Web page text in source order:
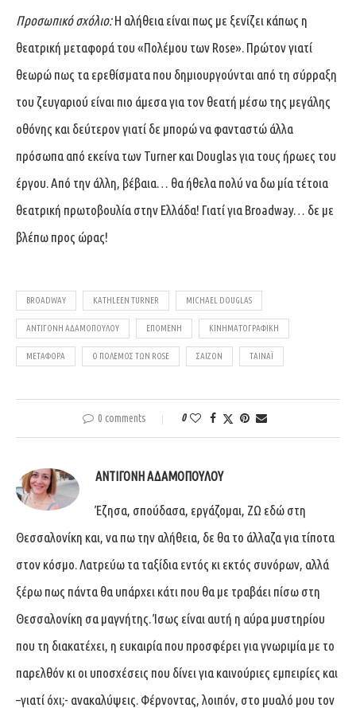
Προσωπικό σχόλιο:Η αλήθεια είναι πως με ξενίζει κάπως η
θεατρική μεταφορά του «Πολέμου των Rose». Πρώτον γιατί
θεωρώ πως τα ερεθίσματα που δημιουργούνται από τη σύρραξη
του ζευγαριού είναι πιο άμεσα για τον θεατή μέσω της μεγάλης
οθόνης και δεύτερον γιατί δε μπορώ να φανταστώ άλλα
πρόσωπα από εκείνα των Turner και Douglas για τους ήρωες του
έργου. Από την άλλη, βέβαια… θα ήθελα πολύ να δω μία τέτοια
θεατρική πρωτοβουλία στην Ελλάδα! Γιατί για Broadway… δε με
βλέπω προς ώρας!
BROADWAY KATHLEEN TURNER MICHAEL DOUGLAS
ΑΝΤΙΓΌΝΗ ΑΔΑΜΟΠΟΎΛΟΥ ΕΠΌΜΕΝΗ ΚΙΝΗΜΑΤΟΓΡΑΦΙΚΉ
ΜΕΤΑΦΟΡΆ Ο ΠΌΛΕΜΟΣ ΤΩΝ ROSE ΣΑΙΖΌΝ ΤΑΙΝΆΙ
0 comments 0
ΑΝΤΙΓΌΝΗ ΑΔΑΜΟΠΟΎΛΟΥ
Έζησα, σπούδασα, εργάζομαι, ΖΩ εδώ στη
Θεσσαλονίκη και, να πω την αλήθεια, δε θα το άλλαζα για τίποτα
στον κόσμο. Λατρεύω τα ταξίδια εντός κι εκτός συνόρων, αλλά
ξέρω πως πάντα θα υπάρχει κάτι που θα με τραβάει πίσω στη
Θεσσαλονίκη σα μαγνήτης. Ίσως είναι αυτή η αύρα μυστηρίου
που τη διακατέχει, η ευκαιρία που προσφέρει για γνωριμία με το
παρελθόν κι οι υποσχέσεις που δίνει για καινούριες εμπειρίες και
–γιατί όχι;- ανακαλύψεις. Φέρνοντας, λοιπόν, στο μυαλό μου τον